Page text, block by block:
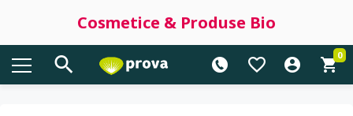
Cosmetice & Produse Bio
0